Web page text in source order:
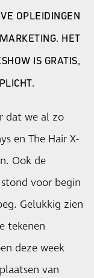
OPLEIDINGEN
HET
IS GRATIS,
dat we al zo
en The Hair X-
Ook de
voor begin
Gelukkig zien
tekenen
deze week
van